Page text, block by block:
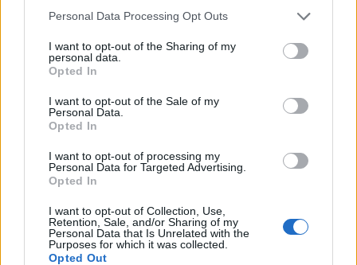
Please note that this website/app uses one or more Google
not limited to your visit or usage behaviour. You may click to
grant or deny consent to Google and its third-party tags to
use your data for below specified purposes in below Google
consent section.
Personal Data Processing Opt Outs
I want to opt-out of the Sharing of my
personal data.
Opted In
I want to opt-out of the Sale of my
Personal Data.
Opted In
I want to opt-out of processing my
Personal Data for Targeted Advertising.
Opted In
I want to opt-out of Collection, Use,
Retention, Sale, and/or Sharing of my
Personal Data that Is Unrelated with the
Purposes for which it was collected.
Opted Out
Spanyolországról elsősorban nem a fehérborok és
pláne nem a chardonnay jut a borkedvelők eszébe,
de az a helyzet, hogy az egész világon elterjedt ...